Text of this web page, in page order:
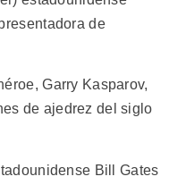
de
Garry Kasparov,
de ajedrez del siglo
Bill Gates